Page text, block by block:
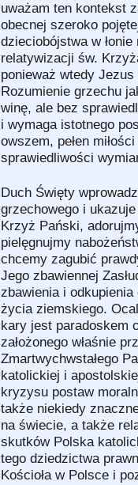
uważam ten kontekst
obecnej szeroko
dzieciobójstwa w
relatywizacji św.
ponieważ wtedy
Rozumienie grzechu
winę, ale bez
i wymaga istotnego
owszem, pełen
sprawiedliwości
Duch Święty
grzechowego i
Krzyż Pański,
pielęgnujmy
chcemy zagubić
Jego zbawiennej
zbawienia i
życia ziemskiego.
kary jest paradoskem
założonego właśnie
Zmartwychwstałego
katolickiej i
kryzysu postaw
także niekiedy
na świecie, a także
skutków Polska
tego dziedzictwa
Kościoła w Polsce i